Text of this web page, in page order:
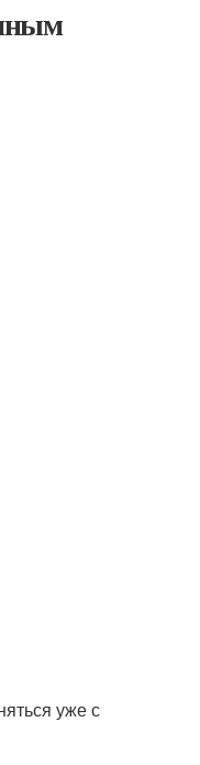
уже с